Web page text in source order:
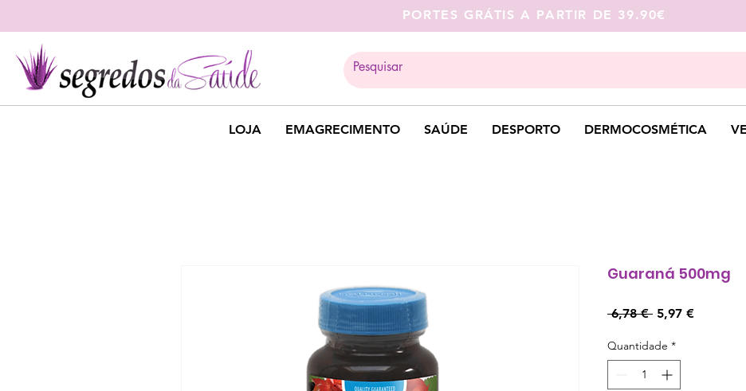
LOJA EMAGRECIMENTO SAÚDE DESPORTO DERMOCOSMÉTICA
PORTES GRÁTIS A PARTIR DE 39.90€
Guaraná 500mg
6,78 € Preço
5,97 €Preço
Quantidade *